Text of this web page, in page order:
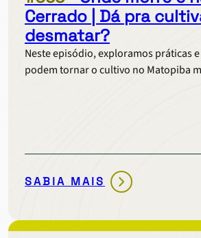
Cerrado | Dá pra
desmatar?
Neste episódio, exploramos práticas
podem tornar o cultivo no Matopiba
SABIA MAIS
ONDE
E